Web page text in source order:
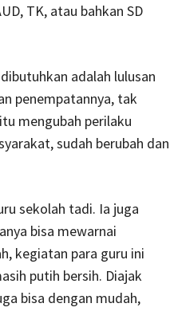
TK, atau bahkan SD
adalah lulusan
penempatannya, tak
mengubah perilaku
sudah berubah dan
sekolah tadi. Ia juga
bisa mewarnai
kegiatan para guru ini
putih bersih. Diajak
bisa dengan mudah,